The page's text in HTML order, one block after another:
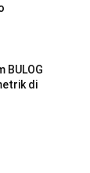
BULOG
di